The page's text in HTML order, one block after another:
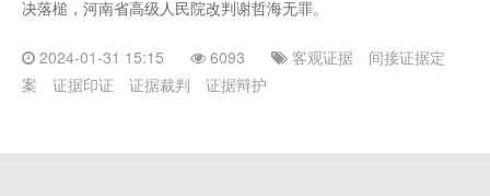
决落槌，河南省高级人民院改判谢哲海无罪。
2024-01-31 15:15 6093 客观证据
间接证据定
案
证据印证 证据裁判 证据辩护